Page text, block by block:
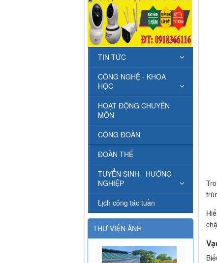
TIN TỨC
CÔNG NGHỆ - KHOA
HỌC
HOẠT ĐỘNG CHUYÊN
MÔN
CÔNG ĐOÀN
ĐOÀN THỂ
TUYỂN SINH - HƯỚNG
NGHIỆP
Lịch công tác tuần
THƯ VIỆN ẢNH